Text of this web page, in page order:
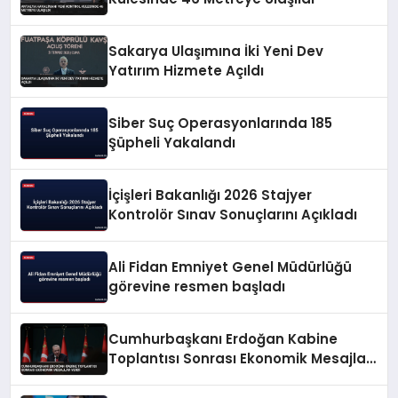
Sakarya Ulaşımına İki Yeni Dev
Yatırım Hizmete Açıldı
Siber Suç Operasyonlarında 185
Şüpheli Yakalandı
İçişleri Bakanlığı 2026 Stajyer
Kontrolör Sınav Sonuçlarını Açıkladı
Ali Fidan Emniyet Genel Müdürlüğü
görevine resmen başladı
Cumhurbaşkanı Erdoğan Kabine
Toplantısı Sonrası Ekonomik Mesajlar